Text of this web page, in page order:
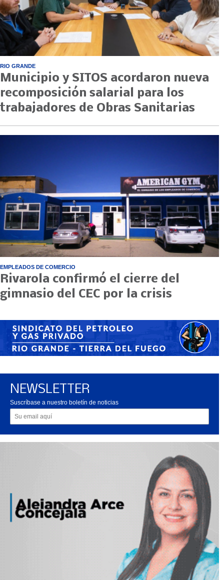
RIO GRANDE
Municipio y SITOS acordaron nueva
recomposición salarial para los
trabajadores de Obras Sanitarias
EMPLEADOS DE COMERCIO
Rivarola confirmó el cierre del
gimnasio del CEC por la crisis
NEWSLETTER
Suscríbase a nuestro boletín de noticias